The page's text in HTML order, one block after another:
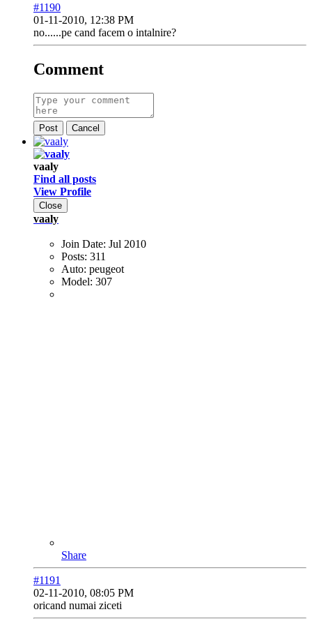
#1190
01-11-2010, 12:38 PM
no......pe cand facem o intalnire?
Comment
Post Cancel
vaaly
Find all posts
View Profile
Close
vaaly
Join Date: Jul 2010
Posts: 311
Auto: peugeot
Model: 307
Share
#1191
02-11-2010, 08:05 PM
oricand numai ziceti